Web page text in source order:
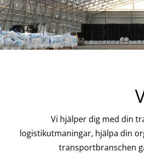
Vi hjälper dig med din
logistikutmaningar, hjälpa din
transportbranschen